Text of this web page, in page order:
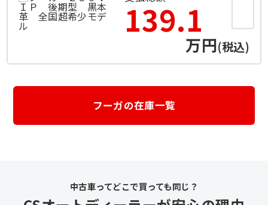
139.1
万円(税込)
フーガの在庫一覧